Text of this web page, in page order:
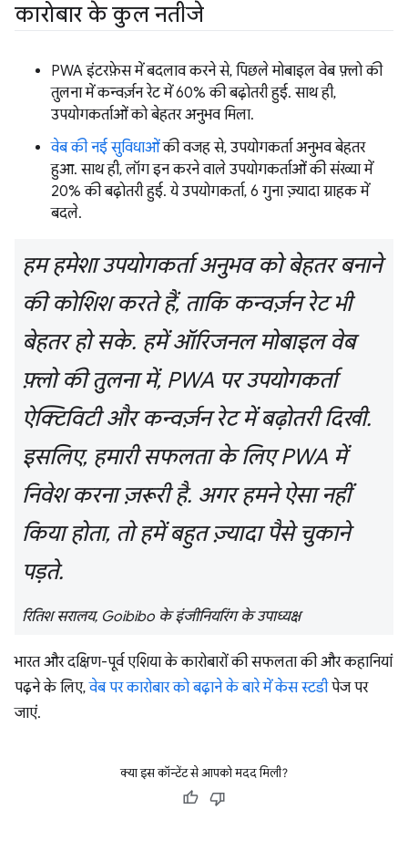
कारोबार के कुल नतीजे
PWA इंटरफ़ेस में बदलाव करने से, पिछले मोबाइल वेब फ़्लो की
तुलना में कन्वर्ज़न रेट में 60% की बढ़ोतरी हुई. साथ ही,
उपयोगकर्ताओं को बेहतर अनुभव मिला.
वेब की नई सुविधाओंकी वजह से, उपयोगकर्ता अनुभव बेहतर
हुआ. साथ ही, लॉग इन करने वाले उपयोगकर्ताओं की संख्या में
20% की बढ़ोतरी हुई. ये उपयोगकर्ता, 6 गुना ज़्यादा ग्राहक में
बदले.
हम हमेशा उपयोगकर्ता अनुभव को बेहतर बनाने
की कोशिश करते हैं, ताकि कन्वर्ज़न रेट भी
बेहतर हो सके. हमें ऑरिजनल मोबाइल वेब
फ़्लो की तुलना में, PWA पर उपयोगकर्ता
ऐक्टिविटी और कन्वर्ज़न रेट में बढ़ोतरी दिखी.
इसलिए, हमारी सफलता के लिए PWA में
निवेश करना ज़रूरी है. अगर हमने ऐसा नहीं
किया होता, तो हमें बहुत ज़्यादा पैसे चुकाने
पड़ते.
रितिश सरालय, Goibibo के इंजीनियरिंग के उपाध्यक्ष
भारत और दक्षिण-पूर्व एशिया के कारोबारों की सफलता की और कहानियां
पढ़ने के लिए,वेब पर कारोबार को बढ़ाने के बारे में केस स्टडीपेज पर
जाएं.
क्या इस कॉन्टेंट से आपको मदद मिली?